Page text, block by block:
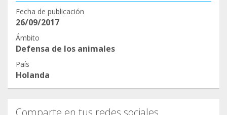
Fecha de publicación
26/09/2017
Ámbito
Defensa de los animales
País
Holanda
Comparte en tus redes sociales